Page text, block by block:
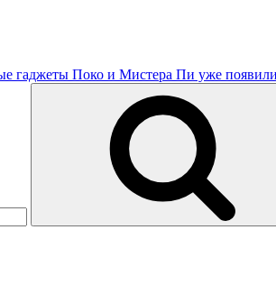
гаджеты Поко и Мистера Пи уже